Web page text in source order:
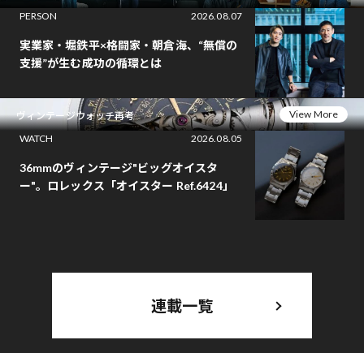
PERSON 2026.08.07
実業家・堀鉄平×格闘家・朝倉海、“無償の
支援”が生む成功の循環とは
ヴィンテージウォッチ再考
View More
WATCH
2026.08.05
36mmのヴィンテージ"ビッグオイスタ
ー"。ロレックス「オイスター Ref.6424」
連載一覧